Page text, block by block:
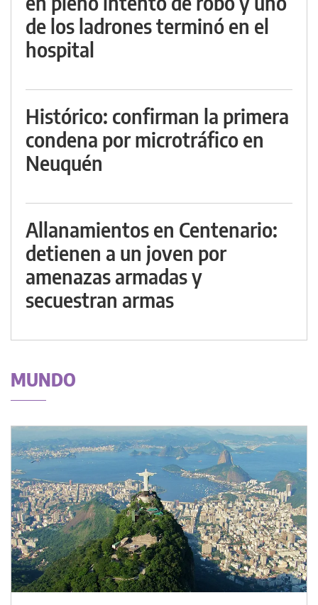
de los ladrones terminó en el
hospital
Histórico: confirman la primera
condena por microtráfico en
Neuquén
Allanamientos en Centenario:
detienen a un joven por
amenazas armadas y
secuestran armas
MUNDO